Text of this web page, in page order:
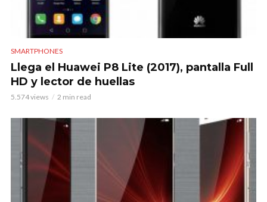
SMARTPHONES
Llega el Huawei P8 Lite (2017), pantalla Full
HD y lector de huellas
5.574 views 2 min read